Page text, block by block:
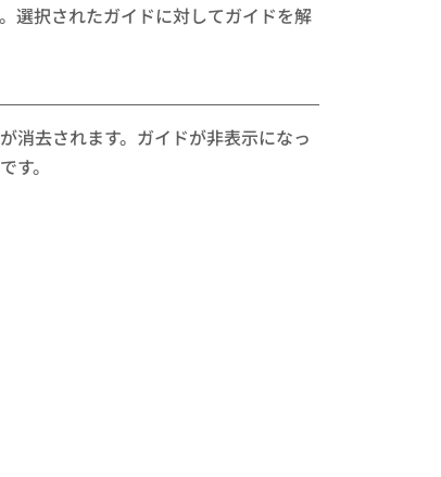
選択されたガイドに対してガイドを解
消去されます。ガイドが非表示になっ
す。